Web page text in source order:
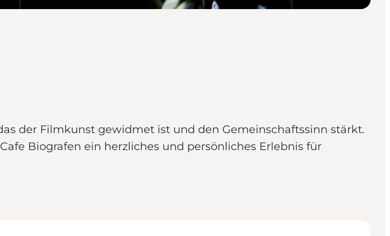
der Filmkunst gewidmet ist und den Gemeinschaftssinn stärkt.
Biografen ein herzliches und persönliches Erlebnis für